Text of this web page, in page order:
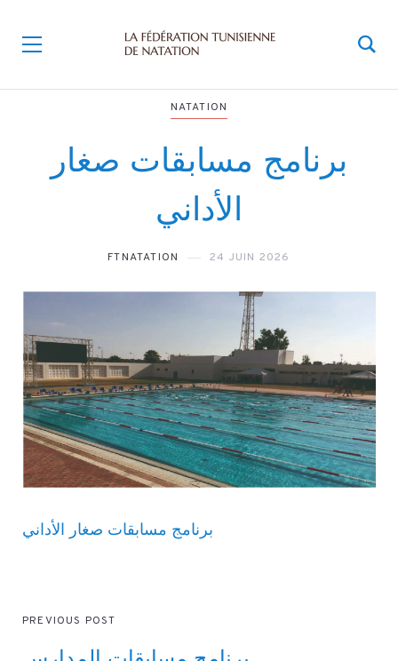
NATATION
برنامج مسابقات صغار
الأداني
FTNATATION 24 JUIN 2026
برنامج مسابقات صغار الأداني
PREVIOUS POST